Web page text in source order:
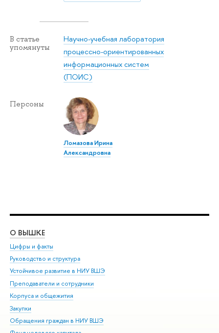
В статье
упомянуты
Научно-учебная лаборатория
процессно-ориентированных
информационных систем
(ПОИС)
Персоны
Ломазова Ирина
Александровна
О ВЫШКЕ
Цифры и факты
Руководство и структура
Устойчивое развитие в НИУ ВШЭ
Преподаватели и сотрудники
Корпуса и общежития
Закупки
Обращения граждан в НИУ ВШЭ